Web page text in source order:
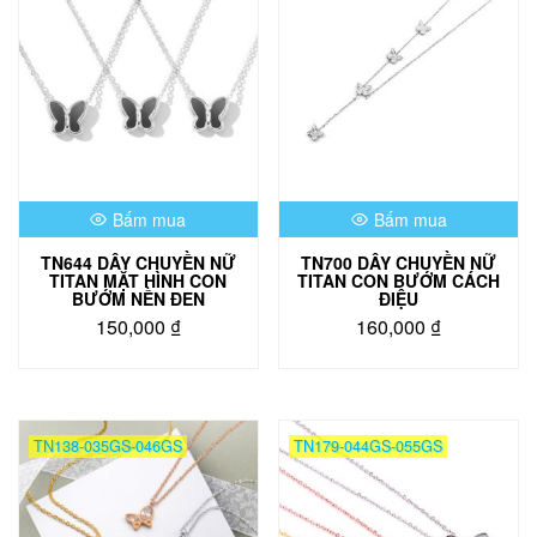
biến
thể.
Các
chọn
có
chọn
trên
sản
phẩm
Các
tùy
trên
trang
sản
phẩm
Bấm mua
TN644 DÂY CHUYỀN NỮ
TITAN MẶT HÌNH CON
BƯỚM NỀN ĐEN
150,000 ₫
có
nhiều
biến
thể.
Các
Bấm mua
TN700 DÂY CHUYỀN NỮ
TITAN CON BƯỚM CÁCH
ĐIỆU
160,000 ₫
có
nhiều
thể.
Các
TN138-035GS-046GS TN179-044GS-055GS